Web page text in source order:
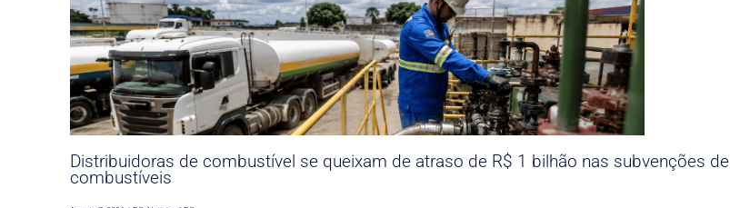
Distribuidoras de combustível se queixam de atraso de R$ 1 bilhão nas subvenções de
combustíveis